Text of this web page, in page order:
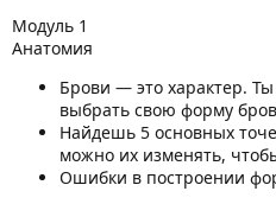
Модуль 1
Анатомия
Брови — это характер.
выбрать свою форму
Найдешь 5 основных
можно их изменять,
Ошибки в построении